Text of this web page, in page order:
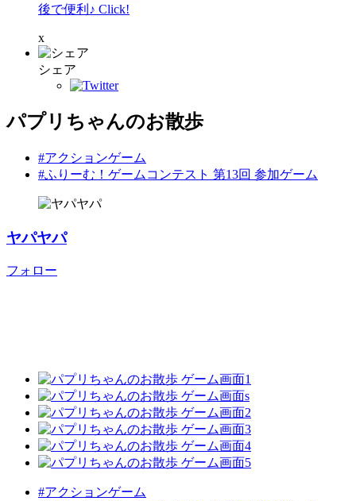
後で便利♪ Click!
x
シェア
パプリちゃんのお散歩
#アクションゲーム
#ふりーむ！ゲームコンテスト 第13回 参加ゲーム
ヤパヤパ
フォロー
#アクションゲーム